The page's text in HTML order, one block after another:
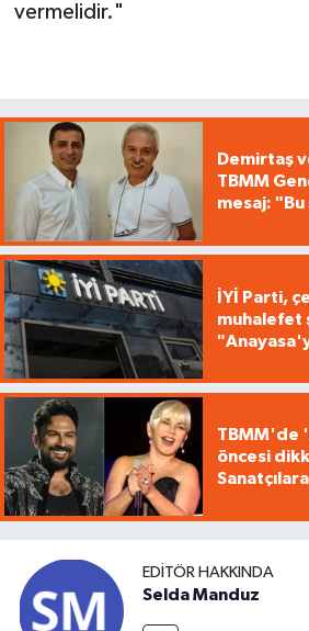
vermelidir."
Demirtaş
TBMM
mesaj: "Bu
İYİ Parti,
muhalefet
TBMM'de
öncesi
EDITÖR HAKKINDA
Selda Manduz